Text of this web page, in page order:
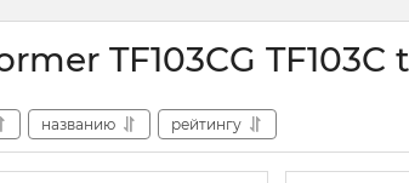
TF103CG TF103C
названию рейтингу